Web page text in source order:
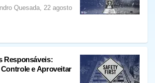
Quesada, 22 agosto
Responsáveis:
e Aproveitar